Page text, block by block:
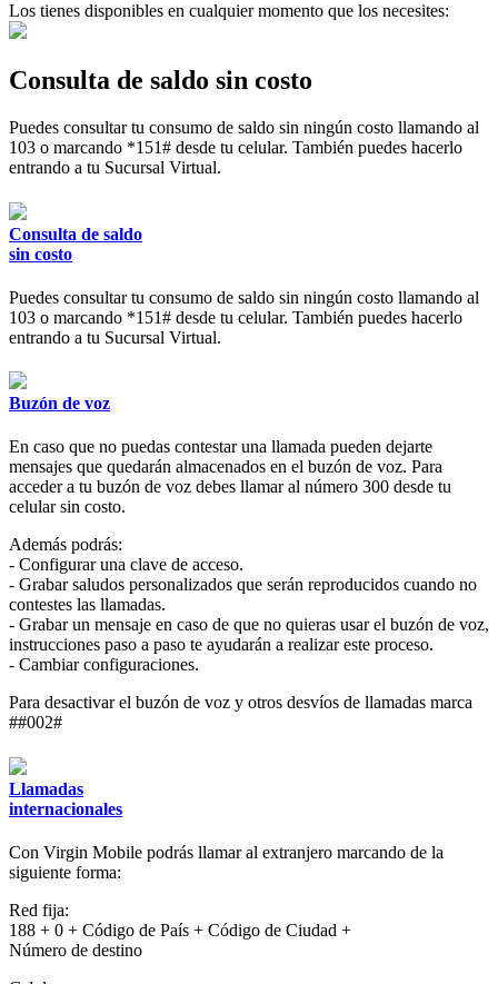
Los tienes disponibles en cualquier momento que los necesites:
Consulta de saldo sin costo
Puedes consultar tu consumo de saldo sin ningún costo llamando al
103 o marcando *151# desde tu celular. También puedes hacerlo
entrando a tu Sucursal Virtual.
Consulta de saldo
sin costo
Puedes consultar tu consumo de saldo sin ningún costo llamando al
103 o marcando *151# desde tu celular. También puedes hacerlo
entrando a tu Sucursal Virtual.
Buzón de voz
En caso que no puedas contestar una llamada pueden dejarte
mensajes que quedarán almacenados en el buzón de voz. Para
acceder a tu buzón de voz debes llamar al número 300 desde tu
celular sin costo.
Además podrás:
- Configurar una clave de acceso.
- Grabar saludos personalizados que serán reproducidos cuando no
contestes las llamadas.
- Grabar un mensaje en caso de que no quieras usar el buzón de voz,
instrucciones paso a paso te ayudarán a realizar este proceso.
- Cambiar configuraciones.
Para desactivar el buzón de voz y otros desvíos de llamadas marca
##002#
Llamadas
internacionales
Con Virgin Mobile podrás llamar al extranjero marcando de la
siguiente forma:
Red fija:
188 + 0 + Código de País + Código de Ciudad +
Número de destino